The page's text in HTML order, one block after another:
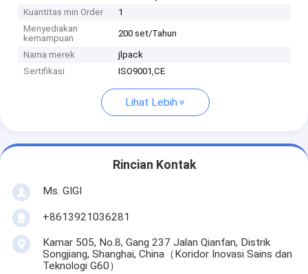
Kuantitas min Order
1
Menyediakan
kemampuan
200 set/Tahun
Nama merek
jlpack
Sertifikasi
ISO9001,CE
Lihat Lebih
Rincian Kontak
Ms. GIGI
+8613921036281
Kamar 505, No.8, Gang 237 Jalan Qianfan, Distrik
Songjiang, Shanghai, China（Koridor Inovasi Sains dan
Teknologi G60）